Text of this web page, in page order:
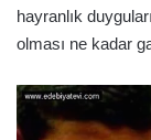
hayranlık
olması ne kadar